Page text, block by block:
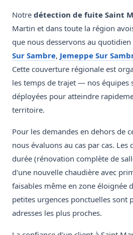
Notre détection de fuite Saint
Martin et dans toute la région
que nous desservons au
Sur Sambre, Jemeppe Sur
Cette couverture régionale est
les temps de trajet — nos équipes
déployées pour atteindre
territoire.
Pour les demandes en dehors de
nous évaluons au cas par cas. Les
durée (rénovation complète de
d'une nouvelle chaudière avec
faisables même en zone éloignée
petites urgences ponctuelles sont
adresses les plus proches.